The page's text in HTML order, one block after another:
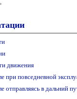
движения
при повседневной
отправляясь в дальний